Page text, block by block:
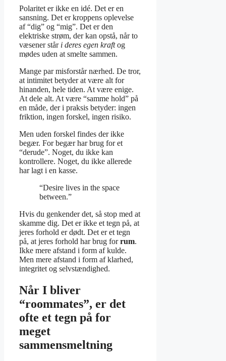
Polaritet er ikke en idé. Det er en
sansning. Det er kroppens oplevelse
af “dig” og “mig”. Det er den
elektriske strøm, der kan opstå, når to
væsener står i deres egen kraftog
mødes uden at smelte sammen.
Mange par misforstår nærhed. De tror,
at intimitet betyder at være alt for
hinanden, hele tiden. At være enige.
At dele alt. At være “samme hold” på
en måde, der i praksis betyder: ingen
friktion, ingen forskel, ingen risiko.
Men uden forskel findes der ikke
begær. For begær har brug for et
“derude”. Noget, du ikke kan
kontrollere. Noget, du ikke allerede
har lagt i en kasse.
“Desire lives in the space
between.”
Hvis du genkender det, så stop med at
skamme dig. Det er ikke et tegn på, at
jeres forhold er dødt. Det er et tegn
på, at jeres forhold har brug forrum.
Ikke mere afstand i form af kulde.
Men mere afstand i form af klarhed,
integritet og selvstændighed.
Når I bliver
“roommates”, er det
ofte et tegn på for
meget
sammensmeltning